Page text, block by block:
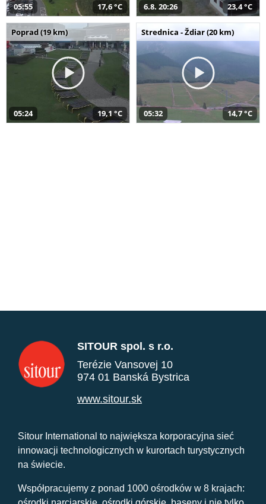
05:55 17,6 °C 6.8. 20:26 23,4 °C
Poprad (19 km)
05:24 19,1 °C
Strednica - Ždiar (20 km)
05:32 14,7 °C
SITOUR spol. s r.o.
Terézie Vansovej 10
974 01 Banská Bystrica
www.sitour.sk
Sitour International to największa korporacyjna sieć
innowacji technologicznych w kurortach turystycznych
na świecie.
Współpracujemy z ponad 1000 ośrodków w 8 krajach: